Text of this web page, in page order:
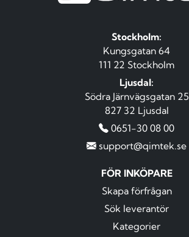
Stockholm:
Kungsgatan 64
111 22 Stockholm
Ljusdal:
Södra Järnvägsgatan 25
827 32 Ljusdal
0651-30 08 00
support@qimtek.se
FÖR INKÖPARE
Skapa förfrågan
Sök leverantör
Kategorier